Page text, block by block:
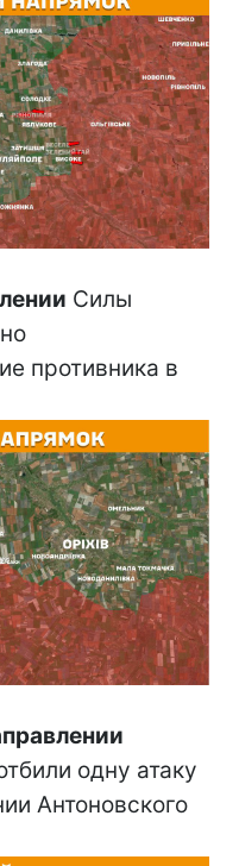
Силы
противника в
одну атаку
Антоновского